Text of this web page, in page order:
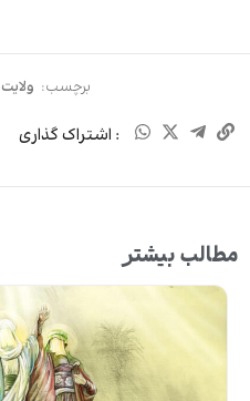
برچسب:
: اشتراک گذاری
مطالب بیشتر